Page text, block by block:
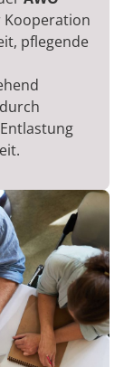
Kooperation
pflegende